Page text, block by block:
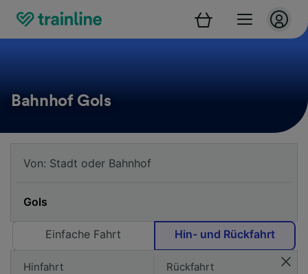
Bahnhof Gols
Einfache Fahrt Hin- und Rückfahrt
Hinfahrt Rückfahrt